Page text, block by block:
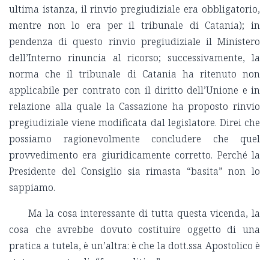
ultima istanza, il rinvio pregiudiziale era obbligatorio,
mentre non lo era per il tribunale di Catania); in
pendenza di questo rinvio pregiudiziale il Ministero
dell’Interno rinuncia al ricorso; successivamente, la
norma che il tribunale di Catania ha ritenuto non
applicabile per contrato con il diritto dell’Unione e in
relazione alla quale la Cassazione ha proposto rinvio
pregiudiziale viene modificata dal legislatore. Direi che
possiamo ragionevolmente concludere che quel
provvedimento era giuridicamente corretto. Perché la
Presidente del Consiglio sia rimasta “basita” non lo
sappiamo.
Ma la cosa interessante di tutta questa vicenda, la
cosa che avrebbe dovuto costituire oggetto di una
pratica a tutela, è un’altra: è che la dott.ssa Apostolico è